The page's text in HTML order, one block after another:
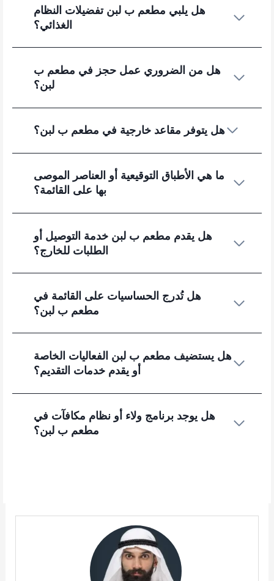
هل يلبي مطعم ب لبن تفضيلات النظام
الغذائي؟
هل من الضروري عمل حجز في مطعم ب
لبن؟
هل يتوفر مقاعد خارجية في مطعم ب لبن؟
ما هي الأطباق التوقيعية أو العناصر الموصى
بها على القائمة؟
هل يقدم مطعم ب لبن خدمة التوصيل أو
الطلبات للخارج؟
هل تُدرج الحساسيات على القائمة في
مطعم ب لبن؟
هل يستضيف مطعم ب لبن الفعاليات الخاصة
أو يقدم خدمات التقديم؟
هل يوجد برنامج ولاء أو نظام مكافآت في
مطعم ب لبن؟